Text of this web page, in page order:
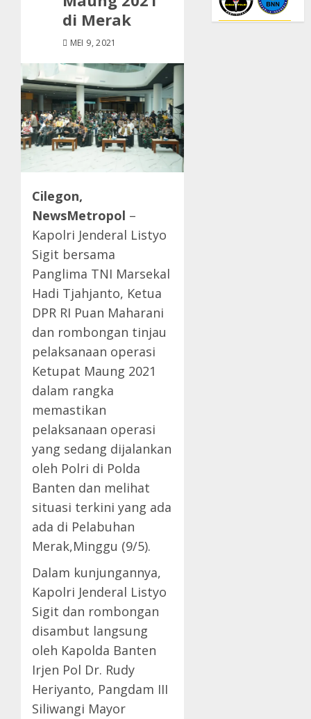
di Merak
MEI 9, 2021
Cilegon,
NewsMetropol –
Kapolri Jenderal Listyo
Sigit bersama
Panglima TNI Marsekal
Hadi Tjahjanto, Ketua
DPR RI Puan Maharani
dan rombongan tinjau
pelaksanaan operasi
Ketupat Maung 2021
dalam rangka
memastikan
pelaksanaan operasi
yang sedang dijalankan
oleh Polri di Polda
Banten dan melihat
situasi terkini yang ada
ada di Pelabuhan
Merak,Minggu (9/5).
Dalam kunjungannya,
Kapolri Jenderal Listyo
Sigit dan rombongan
disambut langsung
oleh Kapolda Banten
Irjen Pol Dr. Rudy
Heriyanto, Pangdam III
Siliwangi Mayor